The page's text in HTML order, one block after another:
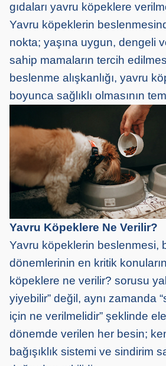
gıdaları yavru köpeklere
Yavru köpeklerin
nokta; yaşına uygun, dengeli
sahip mamaların tercih
beslenme alışkanlığı, yavru
boyunca sağlıklı olmasının
Yavru Köpeklere Ne Verilir?
Yavru köpeklerin beslenmesi,
dönemlerinin en kritik
köpeklere ne verilir? sorusu
yiyebilir” değil, aynı zamanda
için ne verilmelidir” şeklinde ele
dönemde verilen her besin;
bağışıklık sistemi ve sindirim